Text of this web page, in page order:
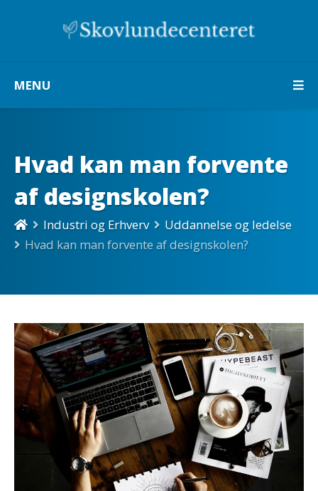
MENU
Hvad kan man forvente
af designskolen?
Industri og Erhverv
Uddannelse og ledelse
Hvad kan man forvente af designskolen?